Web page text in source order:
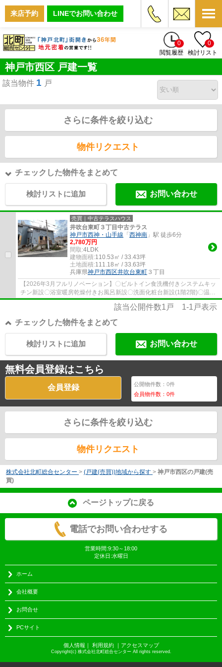
来店予約 LINEでお問い合わせ
0
閲覧履歴
0
検討リスト
神戸市西区 戸建一覧
該当物件 1 戸
さらに条件を絞り込む
物件リクエスト
チェックした物件をまとめて
検討リストに追加 お問い合わせ
売買｜中古テラスハウス
井吹台東町３丁目中古テラス
神戸市西神・山手線 「 西神南 」駅 徒歩6分
2,780万円
間取:4LDK
建物面積:110.53㎡ / 33.43坪
土地面積:111.18㎡ / 33.63坪
兵庫県神戸市西区井吹台東町 ３丁目
【2026年3月フルリノベーション】〇ビルトイン食洗機付きシステムキッ
チン新設〇浴室暖房乾燥付きお風呂新設〇洗面化粧台新設(1階2階)〇温水
暖房洗浄トイレ新設（1階2階）〇全室フロー...
該当公開件数1 戸 1-1 戸表示
チェックした物件をまとめて
お問い合わせ
検討リストに追加
無料会員登録はこちら
会員登録 公開物件数：0件
会員物件数：0件
さらに条件を絞り込む
物件リクエスト
株式会社北町総合センター > (戸建(売買))地域から探す > 神戸市西区の戸建(売
買)
ページトップに戻る
電話でお問い合わせする
営業時間:9:30～18:00
定休日:水曜日
ホーム
会社概要
お問合せ
PCサイト
個人情報 利用規約｜ アクセスマップ
Copyright(c) 株式会社北町総合センター All rights reserved.